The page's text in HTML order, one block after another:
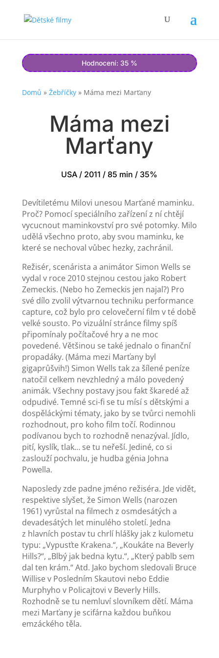
Hodnocení: 35 %
Domů » Žebříčky» Máma mezi Marťany
Máma mezi
Marťany
USA / 2011 / 85 min / 35%
Devítiletému Milovi unesou Marťané maminku.
Proč? Pomocí speciálního zařízení z ní chtějí
vycucnout maminkovství pro své potomky. Milo
udělá všechno proto, aby svou maminku, ke
které se nechoval vůbec hezky, zachránil.
Režisér, scenárista a animátor Simon Wells se
vydal v roce 2010 stejnou cestou jako Robert
Zemeckis. (Nebo ho Zemeckis jen najal?) Pro
své dílo zvolil výtvarnou techniku performance
capture, což bylo pro celovečerní film v té době
velké sousto. Po vizuální stránce filmy spíš
připomínaly počítačové hry a ne moc
povedené. Většinou se také jednalo o finanční
propadáky. (Máma mezi Marťany byl
gigaprůšvih!) Simon Wells tak za šílené peníze
natočil celkem nevzhledný a málo povedený
animák. Všechny postavy jsou fakt škaredé až
odpudivé. Temné sci-fi se tu mísí s dětskými a
dospěláckými tématy, jako by se tvůrci nemohli
rozhodnout, pro koho film točí. Rodinnou
podívanou bych to rozhodně nenazýval. Jídlo,
pití, kyslík, tlak… se tu neřeší. Jediné, co si
zaslouží pochvalu, je hudba génia Johna
Powella.
Naposledy zde padne jméno režiséra. Jde vidět,
respektive slyšet, že Simon Wells (narozen
1961) vyrůstal na filmech z osmdesátých a
devadesátých let minulého století. Jedna
z hlavních postav tu chrlí hlášky jak z kulometu
typu: „Vypusťte Krakena.“, „Koukáte na Beverly
Hills?“, „Blbý jak bedna kytu.“, „Který pablb sem
dal ten krám.“ Atd. Jako bychom sledovali Bruce
Willise v Posledním Skautovi nebo Eddie
Murphyho v Policajtovi v Beverly Hills.
Rozhodně se tu nemluví slovníkem dětí. Máma
mezi Marťany je scifárna každou buňkou
emzáckého těla.